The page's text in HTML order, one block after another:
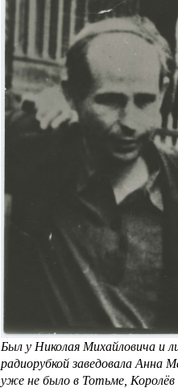
Был у Николая Михайловича и
радиорубкой заведовала Анна
уже не было в Тотьме, Королёв